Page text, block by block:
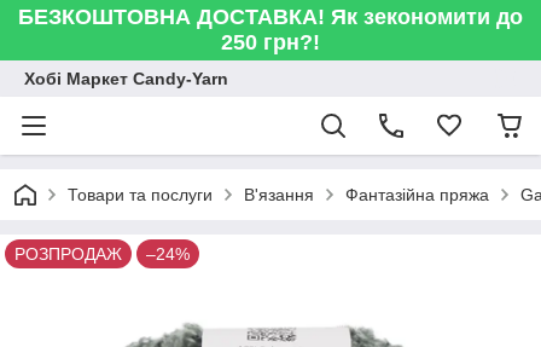
БЕЗКОШТОВНА ДОСТАВКА! Як зекономити до
250 грн?!
Хобі Маркет Candy-Yarn
Товари та послуги В'язання Фантазійна пряжа
РОЗПРОДАЖ –24%